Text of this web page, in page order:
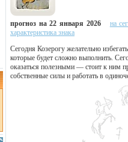
прогноз на 22 января 2026
на
характеристика знака
Сегодня Козерогу желательно
которые будет сложно выполнить.
оказаться полезными — стоит к ним
собственные силы и работать в